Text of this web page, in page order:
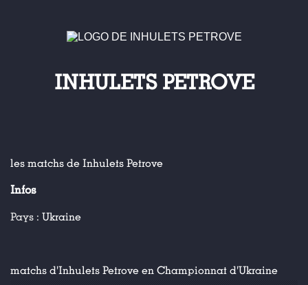
INHULETS PETROVE
les matchs de Inhulets Petrove
Infos
Pays : Ukraine
matchs d'Inhulets Petrove en Championnat d'Ukraine